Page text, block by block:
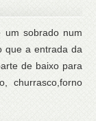
um sobrado num
que a entrada da
de baixo para
churrasco,forno